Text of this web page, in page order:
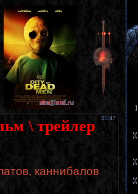
21:47
\ трейлер
каннибалов